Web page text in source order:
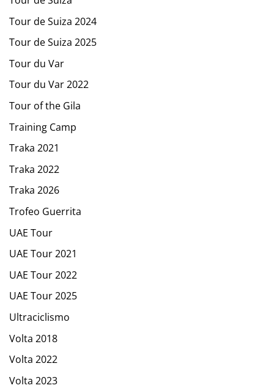
Tour de Suiza 2024
Tour de Suiza 2025
Tour du Var
Tour du Var 2022
Tour of the Gila
Training Camp
Traka 2021
Traka 2022
Traka 2026
Trofeo Guerrita
UAE Tour
UAE Tour 2021
UAE Tour 2022
UAE Tour 2025
Ultraciclismo
Volta 2018
Volta 2022
Volta 2023